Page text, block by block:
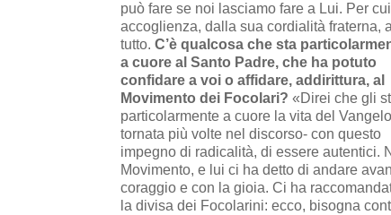
può fare se noi lasciamo fare a Lui. Per
accoglienza, dalla sua cordialità fraterna,
tutto.C’è qualcosa che sta
a cuore al Santo Padre, che ha potuto
confidare a voi o affidare, addirittura, al
Movimento dei Focolari? «Direi che gli
particolarmente a cuore la vita del
tornata più volte nel discorso- con questo
impegno di radicalità, di essere autentici.
Movimento, e lui ci ha detto di andare
coraggio e con la gioia. Ci ha
la divisa dei Focolarini: ecco, bisogna